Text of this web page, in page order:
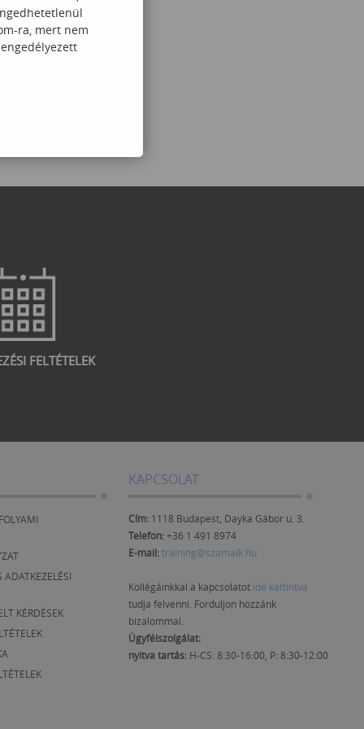
FELTÉTELEK
ADATKEZELÉSI
KÉRDÉSEK
KAPCSOLAT
Cím: 1118 Budapest, Dayka Gábor u. 3.
Telefon:+36 1 491 8974
E-mail:training@szamalk.hu
Kollégáinkkal a kapcsolatot ide kattintva
tudja felvenni. Forduljon hozzánk
bizalommal.
Ügyfélszolgálat:
nyitva tartás: H-CS: 8:30-16:00, P: 8:30-12:00
ra, mert nem